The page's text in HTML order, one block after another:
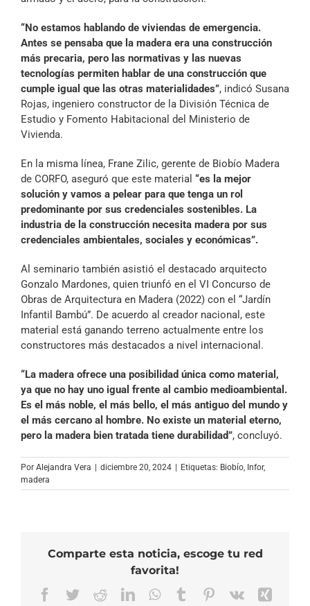
“No estamos hablando de viviendas de emergencia.
Antes se pensaba que la madera era una construcción
más precaria, pero las normativas y las nuevas
tecnologías permiten hablar de una construcción que
cumple igual que las otras materialidades”, indicó Susana
Rojas, ingeniero constructor de la División Técnica de
Estudio y Fomento Habitacional del Ministerio de
Vivienda.
En la misma línea, Frane Zilic, gerente de Biobío Madera
de CORFO, aseguró que este material “es la mejor
solución y vamos a pelear para que tenga un rol
predominante por sus credenciales sostenibles. La
industria de la construcción necesita madera por sus
credenciales ambientales, sociales y económicas”.
Al seminario también asistió el destacado arquitecto
Gonzalo Mardones, quien triunfó en el VI Concurso de
Obras de Arquitectura en Madera (2022) con el “Jardín
Infantil Bambú”. De acuerdo al creador nacional, este
material está ganando terreno actualmente entre los
constructores más destacados a nivel internacional.
“La madera ofrece una posibilidad única como material,
ya que no hay uno igual frente al cambio medioambiental.
Es el más noble, el más bello, el más antiguo del mundo y
el más cercano al hombre. No existe un material eterno,
pero la madera bien tratada tiene durabilidad”, concluyó.
Por Alejandra Vera diciembre 20, 2024 Etiquetas: Biobío, Infor,
madera
Comparte esta noticia, escoge tu red
favorita!
Facebook
TwitterRedditLinkedInWhatsApp
TumblrPinterest
Vk